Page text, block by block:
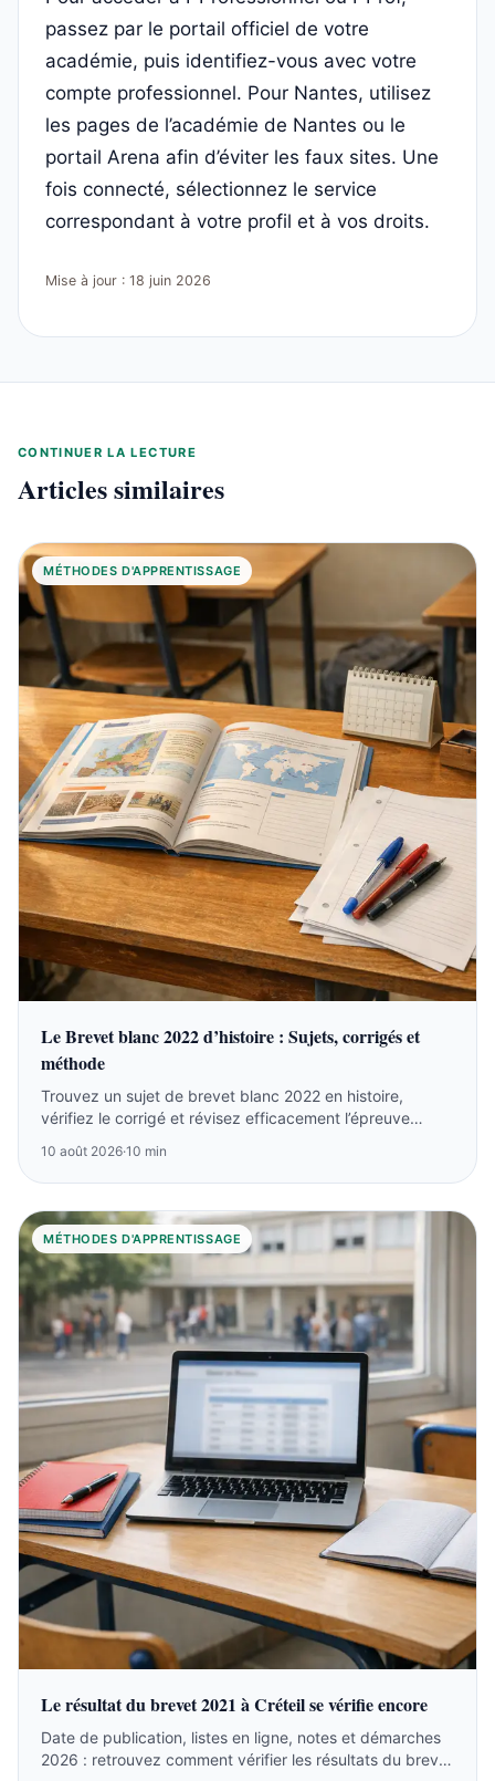
passez par le portail officiel de votre
académie, puis identifiez-vous avec votre
compte professionnel. Pour Nantes, utilisez
les pages de l’académie de Nantes ou le
portail Arena afin d’éviter les faux sites. Une
fois connecté, sélectionnez le service
correspondant à votre profil et à vos droits.
Mise à jour : 18 juin 2026
CONTINUER LA LECTURE
Articles similaires
MÉTHODES D'APPRENTISSAGE
Le Brevet blanc 2022 d’histoire : Sujets, corrigés et
méthode
Trouvez un sujet de brevet blanc 2022 en histoire,
vérifiez le corrigé et révisez efficacement l’épreuve
10 août 2026·10 min
MÉTHODES D'APPRENTISSAGE
Le résultat du brevet 2021 à Créteil se vérifie encore
Date de publication, listes en ligne, notes et démarches
2026 : retrouvez comment vérifier les résultats du brevet